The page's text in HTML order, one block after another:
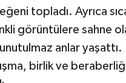
topladı. Ayrıca
görüntülere sahne
anlar yaşattı.
birlik ve